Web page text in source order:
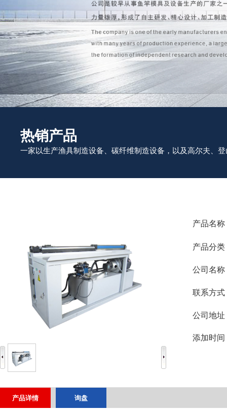
热销产品
一家以生产渔具制造设备、碳纤维制造设备，以及高尔夫、
产品名称
产品分类
公司名称
联系方式
公司地址
添加时间
产品详情 询盘